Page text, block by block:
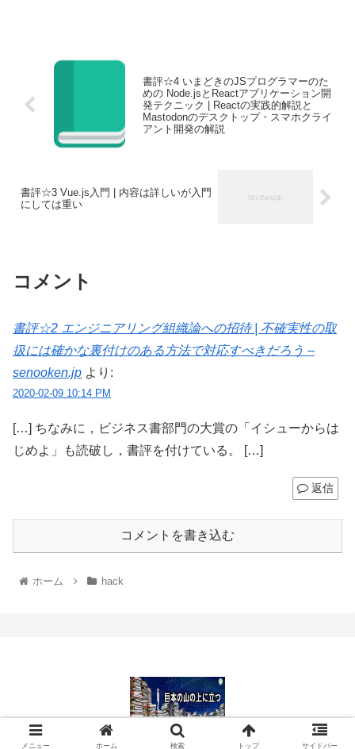
書評☆4 いまどきのJSプログラマーのた
めの Node.jsとReactアプリケーション開
発テクニック | Reactの実践的解説と
Mastodonのデスクトップ・スマホクライ
アント開発の解説
書評☆3 Vue.js入門 | 内容は詳しいが入門
にしては重い
コメント
書評☆2 エンジニアリング組織論への招待 | 不確実性の取
扱には確かな裏付けのある方法で対応すべきだろう –
senooken.jp より:
2020-02-09 10:14 PM
[…] ちなみに，ビジネス書部門の大賞の「イシューからは
じめよ」も読破し，書評を付けている。 […]
返信
コメントを書き込む
ホーム hack
© 2012 巨本の山の上に立つ.
メニュー ホーム 検索 トップ サイドバー